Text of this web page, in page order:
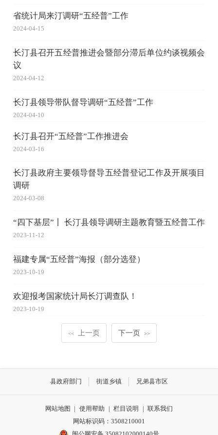
省统计局来汀调研“五经普”工作
2024-04-15
长汀县召开五经普推进会暨部分滞后单位约谈视频会
议
2024-04-12
长汀县领导带队督导调研“五经普”工作
2024-04-10
长汀县召开“五经普”工作推进会
2024-03-16
长汀县政府主要领导督导五经普登记工作及开展项目
调研
2024-03-08
“四下基层”丨 长汀县领导调研主题教育暨五经普工作
2023-11-12
福建专属“五经普”海报（部分选登）
2023-10-19
欢迎报考国家统计局长汀调查队！
2023-10-19
<< 上一页 下一页 >>
县政府部门 街道乡镇 兄弟县市区
网站地图 | 使用帮助 | 栏目说明 | 联系我们
网站标识码：3508210001